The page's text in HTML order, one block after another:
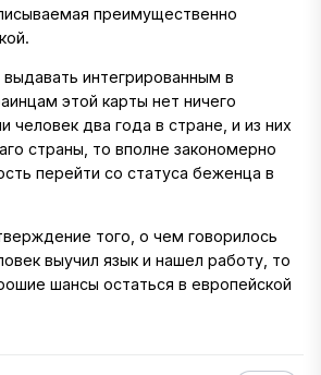
преимущественно
интегрированным в
этой карты нет ничего
человек два года в стране, и из них
страны, то вполне закономерно
перейти со статуса беженца в
того, о чем говорилось
выучил язык и нашел работу, то
шансы остаться в европейской